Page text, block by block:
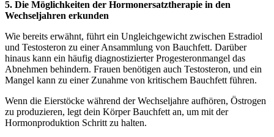
5. Die Möglichkeiten der Hormonersatztherapie in den
Wechseljahren erkunden
Wie bereits erwähnt, führt ein Ungleichgewicht zwischen Estradiol
und Testosteron zu einer Ansammlung von Bauchfett. Darüber
hinaus kann ein häufig diagnostizierter Progesteronmangel das
Abnehmen behindern. Frauen benötigen auch Testosteron, und ein
Mangel kann zu einer Zunahme von kritischem Bauchfett führen.
Wenn die Eierstöcke während der Wechseljahre aufhören, Östrogen
zu produzieren, legt dein Körper Bauchfett an, um mit der
Hormonproduktion Schritt zu halten.